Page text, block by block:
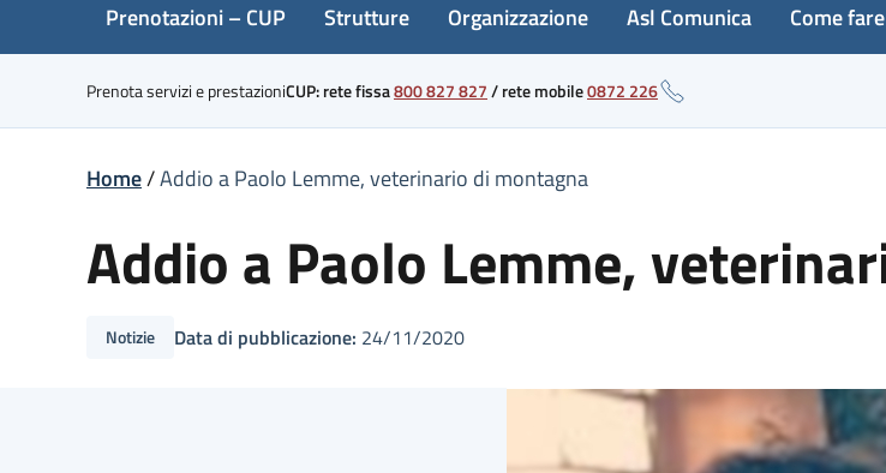
Prenotazioni – CUP Strutture Organizzazione Asl Comunica Come
Prenota servizi e prestazioniCUP: rete fissa800 827 827/rete mobile0872 226
Home/Addio a Paolo Lemme, veterinario di montagna
Addio a Paolo Lemme,
Notizie Data di pubblicazione: 24/11/2020